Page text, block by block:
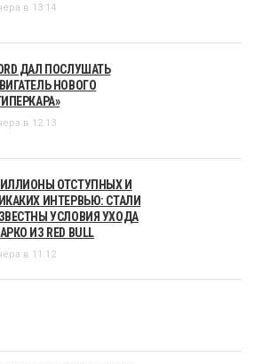
в 13:14
ДАЛ ПОСЛУШАТЬ
НОВОГО
в 12:13
ОТСТУПНЫХ И
ИНТЕРВЬЮ: СТАЛИ
УСЛОВИЯ УХОДА
ИЗ RED BULL
в 11:12